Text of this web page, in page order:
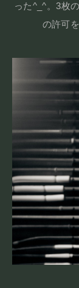
った^_^。3枚
の許可